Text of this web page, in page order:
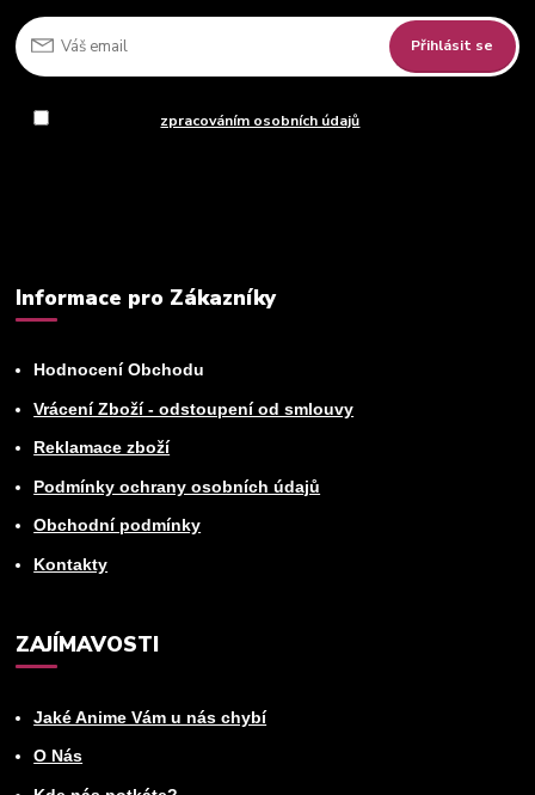
Přihlásit se
zpracováním osobních údajů
Informace pro Zákazníky
Hodnocení Obchodu
Vrácení Zboží - odstoupení od smlouvy
Reklamace zboží
Podmínky ochrany osobních údajů
Obchodní podmínky
Kontakty
ZAJÍMAVOSTI
Jaké Anime Vám u nás chybí
O Nás